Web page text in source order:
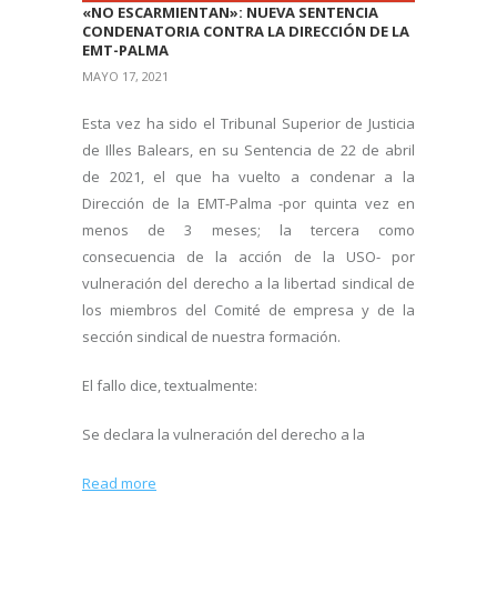
«NO ESCARMIENTAN»: NUEVA SENTENCIA
CONDENATORIA CONTRA LA DIRECCIÓN DE LA
EMT-PALMA
MAYO 17, 2021
Esta vez ha sido el Tribunal Superior de Justicia
de Illes Balears, en su Sentencia de 22 de abril
de 2021, el que ha vuelto a condenar a la
Dirección de la EMT-Palma -por quinta vez en
menos de 3 meses; la tercera como
consecuencia de la acción de la USO- por
vulneración del derecho a la libertad sindical de
los miembros del Comité de empresa y de la
sección sindical de nuestra formación.
El fallo dice, textualmente:
Se declara la vulneración del derecho a la
Read more